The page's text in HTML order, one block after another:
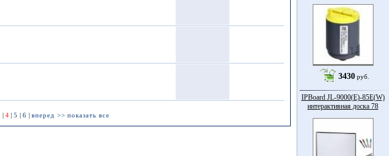
| 4 | 5 | 6 | вперед >> показать все
3430 руб.
IPBoard JL-9000(E)-85Е(W)
интерактивная доска 78